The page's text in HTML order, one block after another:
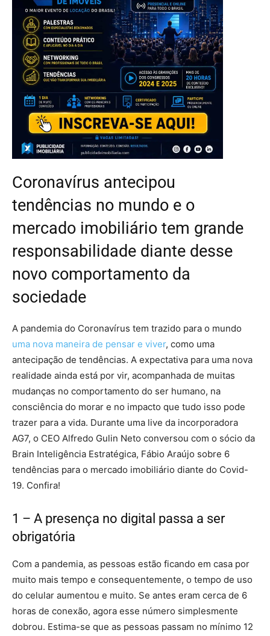
Coronavírus antecipou
tendências no mundo e o
mercado imobiliário tem grande
responsabilidade diante desse
novo comportamento da
sociedade
A pandemia do Coronavírus tem trazido para o mundo
uma nova maneira de pensar e viver, como uma
antecipação de tendências. A expectativa para uma nova
realidade ainda está por vir, acompanhada de muitas
mudanças no comportamento do ser humano, na
consciência do morar e no impacto que tudo isso pode
trazer para a vida. Durante uma live da incorporadora
AG7, o CEO Alfredo Gulin Neto conversou com o sócio da
Brain Inteligência Estratégica, Fábio Araújo sobre 6
tendências para o mercado imobiliário diante do Covid-
19. Confira!
1 – A presença no digital passa a ser
obrigatória
Com a pandemia, as pessoas estão ficando em casa por
muito mais tempo e consequentemente, o tempo de uso
do celular aumentou e muito. Se antes eram cerca de 6
horas de conexão, agora esse número simplesmente
dobrou. Estima-se que as pessoas passam no mínimo 12